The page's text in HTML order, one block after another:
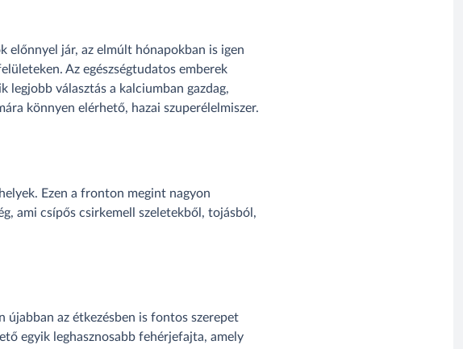
előnnyel jár, az elmúlt hónapokban is igen
Az egészségtudatos emberek
választás a kalciumban gazdag,
könnyen elérhető, hazai szuperélelmiszer.
Ezen a fronton megint nagyon
ami csípős csirkemell szeletekből, tojásból,
újabban az étkezésben is fontos szerepet
egyik leghasznosabb fehérjefajta, amely